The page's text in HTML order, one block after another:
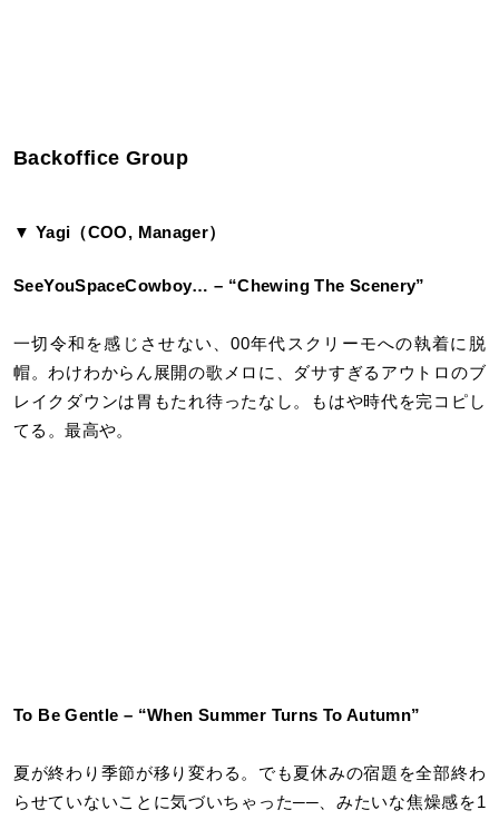
Backoffice Group
▼ Yagi（COO, Manager）
SeeYouSpaceCowboy… – “Chewing The Scenery”
一切令和を感じさせない、00年代スクリーモへの執着に脱
帽。わけわからん展開の歌メロに、ダサすぎるアウトロのブ
レイクダウンは胃もたれ待ったなし。もはや時代を完コピし
てる。最高や。
To Be Gentle – “When Summer Turns To Autumn”
夏が終わり季節が移り変わる。でも夏休みの宿題を全部終わ
らせていないことに気づいちゃった──、みたいな焦燥感を1